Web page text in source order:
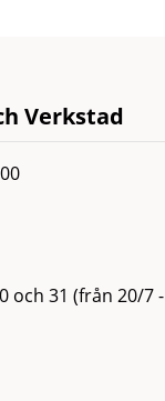
Verkstad
och 31 (från 20/7 -